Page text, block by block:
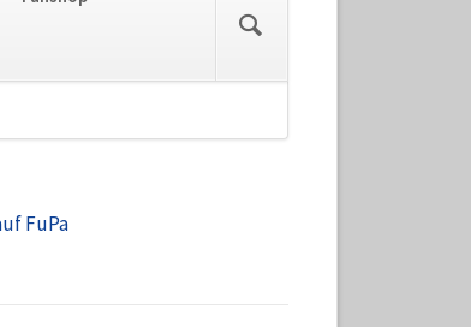
überspringen
FuPa